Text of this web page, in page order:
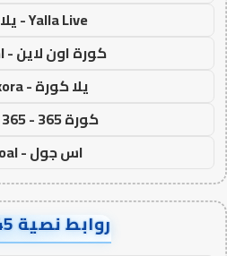
Yalla Live - يلا لايف
كورة اون لاين - koora onl
يلا كورة - yallakora
كورة 365 - kooora 365
اس جول - AS Goal
روابط نصية AA38045